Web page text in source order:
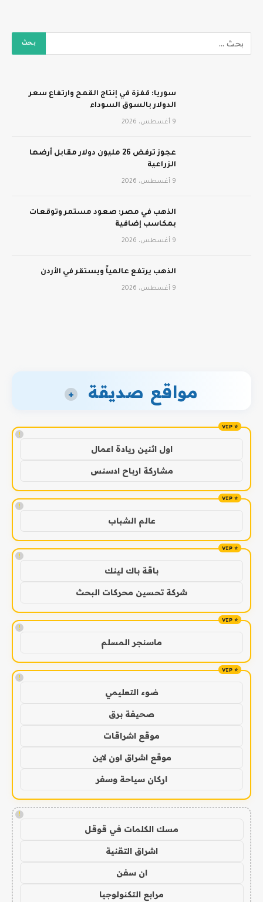
سوريا: قفزة في إنتاج القمح وارتفاع سعر
الدولار بالسوق السوداء
9 أغسطس، 2026
عجوز ترفض 26 مليون دولار مقابل أرضها
الزراعية
9 أغسطس، 2026
الذهب في مصر: صعود مستمر وتوقعات
بمكاسب إضافية
9 أغسطس، 2026
الذهب يرتفع عالمياً ويستقر في الأردن
9 أغسطس، 2026
مواقع صديقة +
!
اول اثنين ريادة اعمال
مشاركة ارباح ادسنس
!
عالم الشباب
!
باقة باك لينك
شركة تحسين محركات البحث
!
ماسنجر المسلم
!
ضوء التعليمي
صحيفة برق
موقع اشراقات
موقع اشراق اون لاين
اركان سياحة وسفر
!
مسك الكلمات في قوقل
اشراق التقنية
ان سفن
مرابع التكنولوجيا